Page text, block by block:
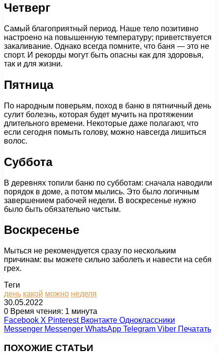
Четверг
Самый благоприятный период. Наше тело позитивно
настроено на повышенную температуру; приветствуется
закаливание. Однако всегда помните, что баня — это не
спорт. И рекорды могут быть опасны как для здоровья,
так и для жизни.
Пятница
По народным поверьям, поход в баню в пятничный день
сулит болезнь, которая будет мучить на протяжении
длительного времени. Некоторые даже полагают, что
если сегодня помыть голову, можно навсегда лишиться
волос.
Суббота
В деревнях топили баню по субботам: сначала наводили
порядок в доме, а потом мылись. Это было логичным
завершением рабочей недели. В воскресенье нужно
было быть обязательно чистым.
Воскресенье
Мыться не рекомендуется сразу по нескольким
причинам: вы можете сильно заболеть и навести на себя
грех.
Теги
день какой можно неделя
30.05.2022
0 Время чтения: 1 минута
Facebook X Pinterest Вконтакте Одноклассники
Messenger Messenger WhatsApp Telegram Viber Печатать
ПОХОЖИЕ СТАТЬИ